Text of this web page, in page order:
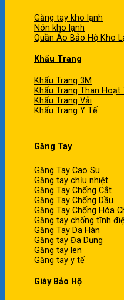
Găng tay kho lạnh
Nón kho lạnh
Quần Áo Bảo Hộ Kho
Khẩu Trang
Khẩu Trang 3M
Khẩu Trang Than Hoạt
Khẩu Trang Vải
Khẩu Trang Y Tế
Găng Tay
Găng Tay Cao Su
Găng tay chịu nhiệt
Găng Tay Chống Cắt
Găng Tay Chống Dầu
Găng Tay Chống Hóa
Găng tay chống tĩnh
Găng Tay Da Hàn
Găng tay Đa Dụng
Găng tay len
Găng tay y tế
Giày Bảo Hộ